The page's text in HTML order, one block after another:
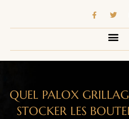
QUEL PALOX
STOCKER LES